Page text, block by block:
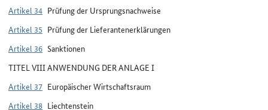
Artikel 34 Prüfung der Ursprungsnachweise
Artikel 35 Prüfung der Lieferantenerklärungen
Artikel 36 Sanktionen
TITEL VIII ANWENDUNG DER ANLAGE I
Artikel 37 Europäischer Wirtschaftsraum
Artikel 38 Liechtenstein